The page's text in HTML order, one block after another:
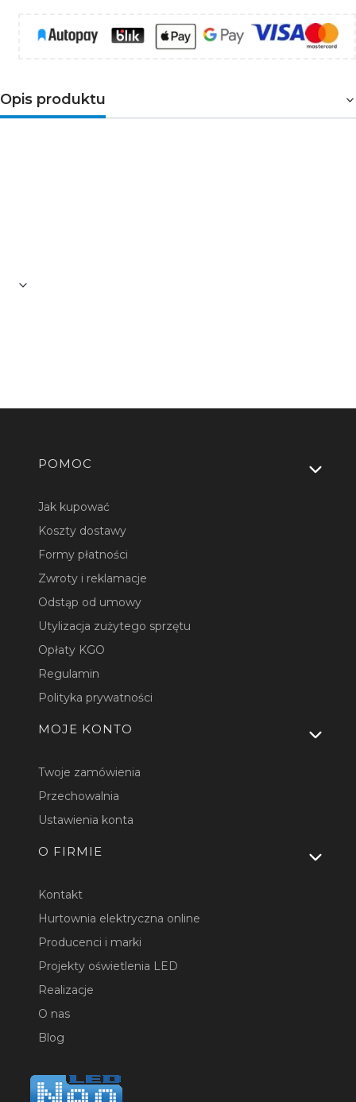
Opis produktu
Linki w stopce
POMOC
Jak kupować
Koszty dostawy
Formy płatności
Zwroty i reklamacje
Odstąp od umowy
Utylizacja zużytego sprzętu
Opłaty KGO
Regulamin
Polityka prywatności
MOJE KONTO
Twoje zamówienia
Przechowalnia
Ustawienia konta
O FIRMIE
Kontakt
Hurtownia elektryczna online
Producenci i marki
Projekty oświetlenia LED
Realizacje
O nas
Blog